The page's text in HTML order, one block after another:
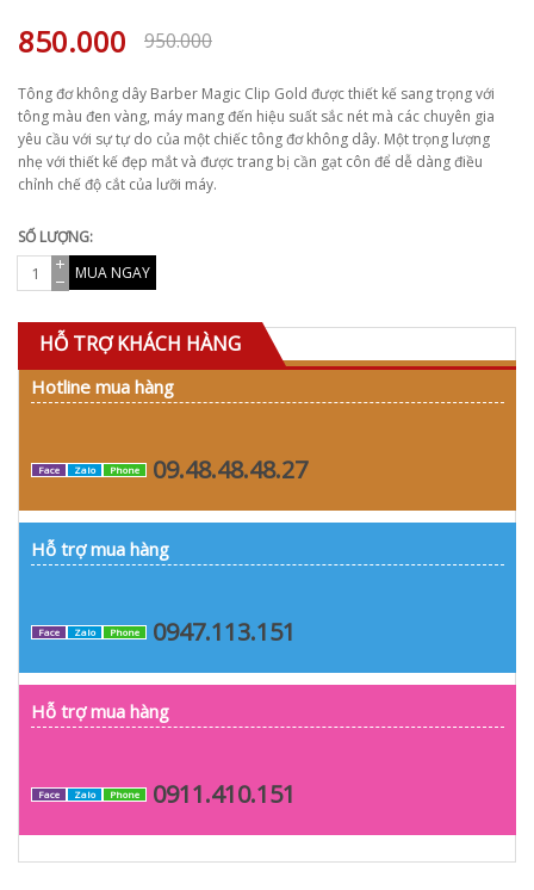
950.000
850.000
Tông đơ không dây Barber Magic Clip Gold được thiết kế sang trọng với
tông màu đen vàng, máy mang đến hiệu suất sắc nét mà các chuyên gia
yêu cầu với sự tự do của một chiếc tông đơ không dây. Một trọng lượng
nhẹ với thiết kế đẹp mắt và được trang bị cần gạt côn để dễ dàng điều
chỉnh chế độ cắt của lưỡi máy.
SỐ LƯỢNG:
MUA NGAY
HỖ TRỢ KHÁCH HÀNG
Hotline mua hàng
Face Zalo Phone 09.48.48.48.27
Hỗ trợ mua hàng
Face Zalo Phone 0947.113.151
Hỗ trợ mua hàng
Face Zalo Phone 0911.410.151